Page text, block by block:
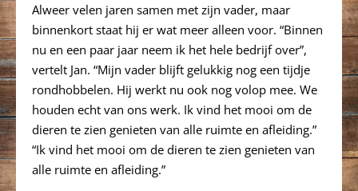
Alweer velen jaren samen met zijn vader, maar
binnenkort staat hij er wat meer alleen voor. “Binnen
nu en een paar jaar neem ik het hele bedrijf over”,
vertelt Jan. “Mijn vader blijft gelukkig nog een tijdje
rondhobbelen. Hij werkt nu ook nog volop mee. We
houden echt van ons werk. Ik vind het mooi om de
dieren te zien genieten van alle ruimte en afleiding.”
“Ik vind het mooi om de dieren te zien genieten van
alle ruimte en afleiding.”